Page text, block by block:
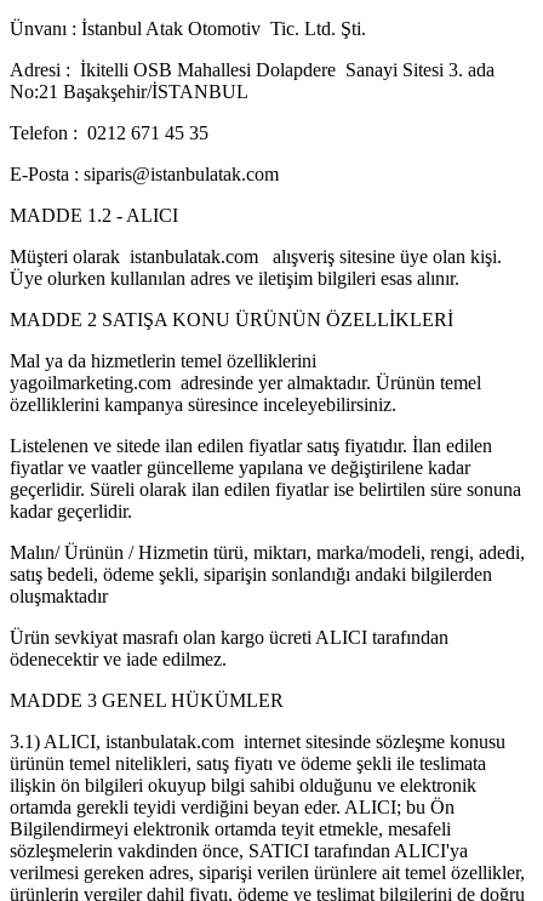
Ünvanı : İstanbul Atak Otomotiv Tic. Ltd. Şti.
Adresi : İkitelli OSB Mahallesi Dolapdere Sanayi Sitesi 3. ada
No:21 Başakşehir/İSTANBUL
Telefon : 0212 671 45 35
E-Posta : siparis@istanbulatak.com
MADDE 1.2 - ALICI
Müşteri olarak istanbulatak.com alışveriş sitesine üye olan kişi.
Üye olurken kullanılan adres ve iletişim bilgileri esas alınır.
MADDE 2 SATIŞA KONU ÜRÜNÜN ÖZELLİKLERİ
Mal ya da hizmetlerin temel özelliklerini
yagoilmarketing.com adresinde yer almaktadır. Ürünün temel
özelliklerini kampanya süresince inceleyebilirsiniz.
Listelenen ve sitede ilan edilen fiyatlar satış fiyatıdır. İlan edilen
fiyatlar ve vaatler güncelleme yapılana ve değiştirilene kadar
geçerlidir. Süreli olarak ilan edilen fiyatlar ise belirtilen süre sonuna
kadar geçerlidir.
Malın/ Ürünün / Hizmetin türü, miktarı, marka/modeli, rengi, adedi,
satış bedeli, ödeme şekli, siparişin sonlandığı andaki bilgilerden
oluşmaktadır
Ürün sevkiyat masrafı olan kargo ücreti ALICI tarafından
ödenecektir ve iade edilmez.
MADDE 3 GENEL HÜKÜMLER
3.1) ALICI, istanbulatak.com internet sitesinde sözleşme konusu
ürünün temel nitelikleri, satış fiyatı ve ödeme şekli ile teslimata
ilişkin ön bilgileri okuyup bilgi sahibi olduğunu ve elektronik
ortamda gerekli teyidi verdiğini beyan eder. ALICI; bu Ön
Bilgilendirmeyi elektronik ortamda teyit etmekle, mesafeli
sözleşmelerin vakdinden önce, SATICI tarafından ALICI'ya
verilmesi gereken adres, siparişi verilen ürünlere ait temel özellikler,
ürünlerin vergiler dahil fiyatı, ödeme ve teslimat bilgilerini de doğru